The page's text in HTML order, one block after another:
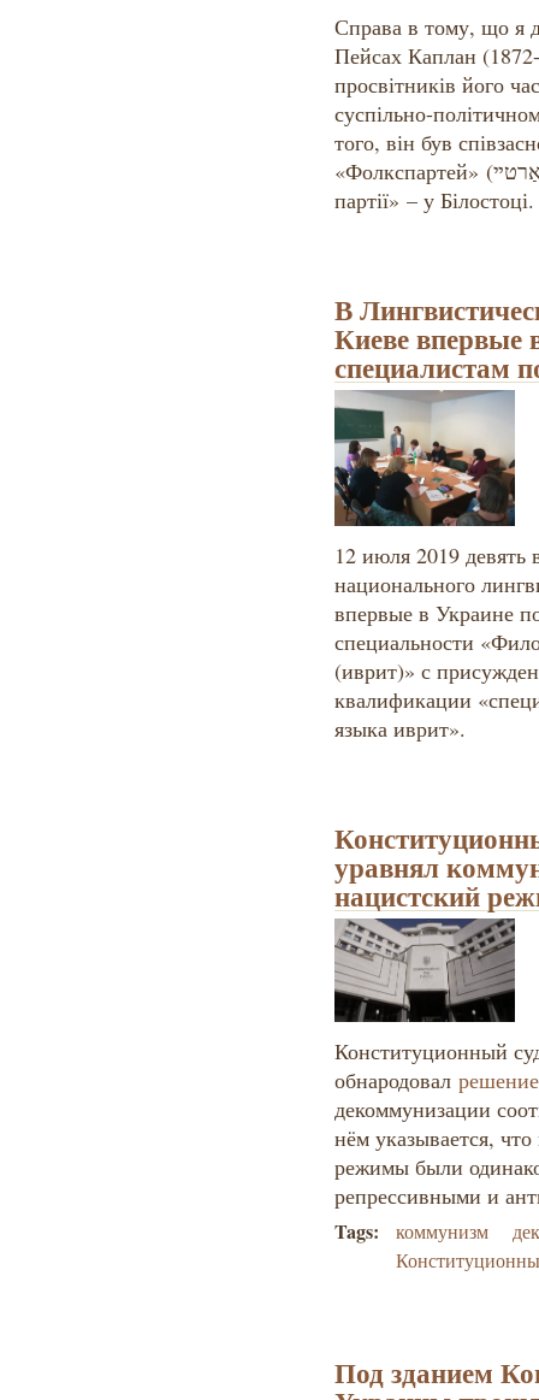
Справа в тому, що я
Пейсах Каплан
просвітників його
суспільно-
того, він був
«Фолкспартей» (
партії» – у Білостоці.
В
Киеве
специалистам
12 июля 2019 девять
национального
впервые в Украине
специальности
(иврит)» с
квалификации
языка иврит».
уравнял
нацистский
Конституционный
обнародовал решение
декоммунизации
нём указывается,
режимы были
репрессивными и
Tags: коммунизм
Под зданием